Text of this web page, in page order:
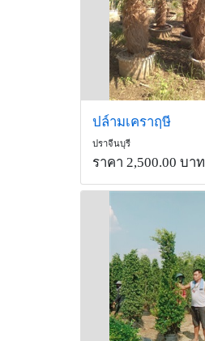
ปล์ามเคราฤษี
ปราจีนบุรี
ราคา 2,500.00 บาท